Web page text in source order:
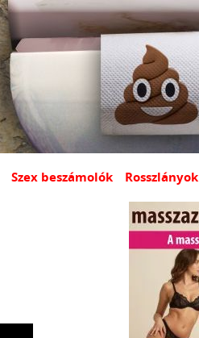
Szex beszámolók Rosszlányok